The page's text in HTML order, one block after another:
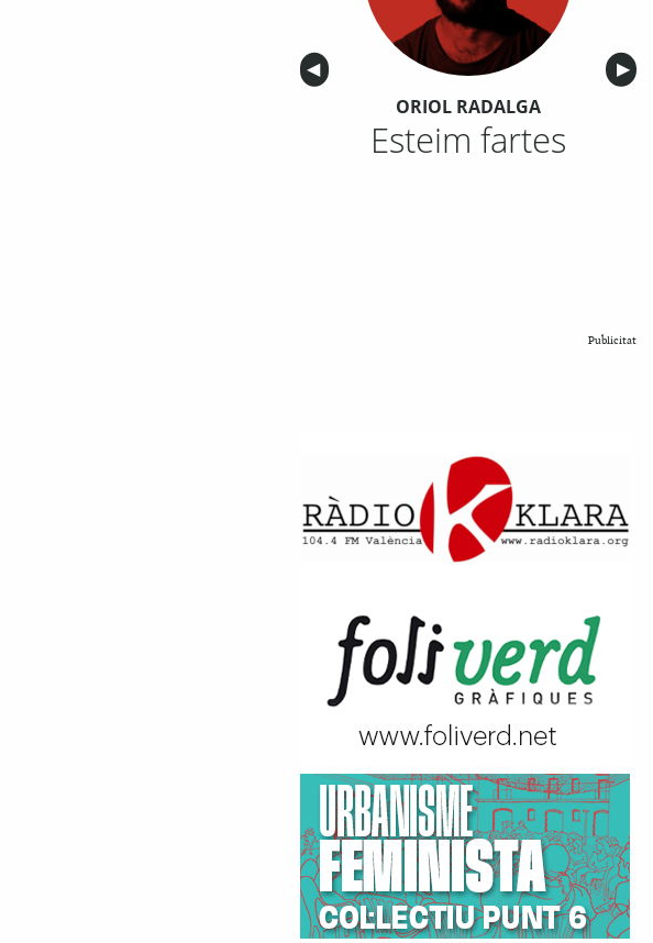
Anterior
◀︎ ▶︎
ORIOL RADALGA
Esteim fartes
Publicitat